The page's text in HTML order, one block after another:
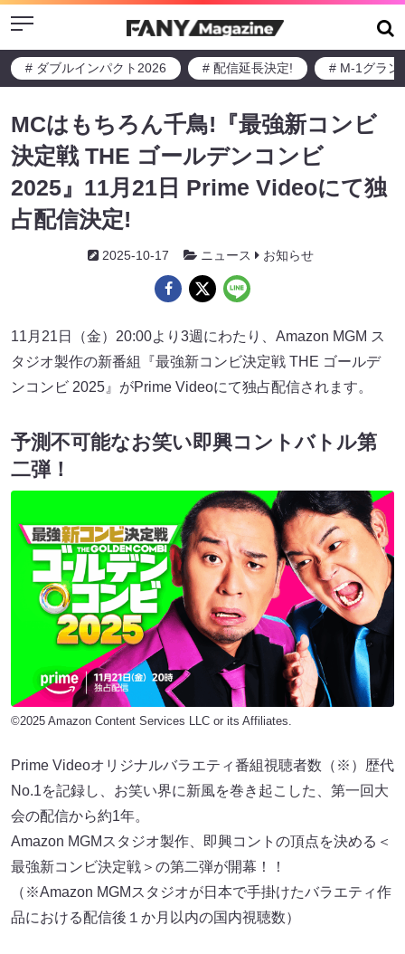
Menu
# ダブルインパクト2026 # 配信延長決定! # M-1グラン
MCはもちろん千鳥!『最強新コンビ
決定戦 THE ゴールデンコンビ
2025』11月21日 Prime Videoにて独
占配信決定!
2025-10-17 ニュース お知らせ
11月21日（金）20:00より3週にわたり、Amazon MGM ス
タジオ製作の新番組『最強新コンビ決定戦 THE ゴールデ
ンコンビ 2025』がPrime Videoにて独占配信されます。
予測不可能なお笑い即興コントバトル第
二弾！
©2025 Amazon Content Services LLC or its Affiliates.
Prime Videoオリジナルバラエティ番組視聴者数（※）歴代
No.1を記録し、お笑い界に新風を巻き起こした、第一回大
会の配信から約1年。
Amazon MGMスタジオ製作、即興コントの頂点を決める＜
最強新コンビ決定戦＞の第二弾が開幕！！
（※Amazon MGMスタジオが日本で手掛けたバラエティ作
品における配信後１か月以内の国内視聴数）